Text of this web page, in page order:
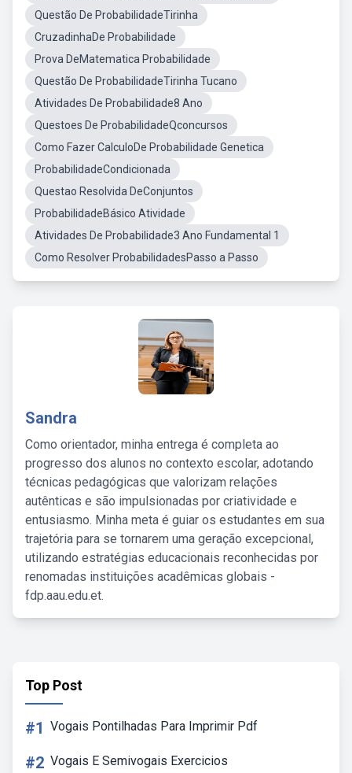
Questão De ProbabilidadeTirinha
CruzadinhaDe Probabilidade
Prova DeMatematica Probabilidade
Questão De ProbabilidadeTirinha Tucano
Atividades De Probabilidade8 Ano
Questoes De ProbabilidadeQconcursos
Como Fazer CalculoDe Probabilidade Genetica
ProbabilidadeCondicionada
Questao Resolvida DeConjuntos
ProbabilidadeBásico Atividade
Atividades De Probabilidade3 Ano Fundamental 1
Como Resolver ProbabilidadesPasso a Passo
Sandra
Como orientador, minha entrega é completa ao
progresso dos alunos no contexto escolar, adotando
técnicas pedagógicas que valorizam relações
autênticas e são impulsionadas por criatividade e
entusiasmo. Minha meta é guiar os estudantes em sua
trajetória para se tornarem uma geração excepcional,
utilizando estratégias educacionais reconhecidas por
renomadas instituições acadêmicas globais -
fdp.aau.edu.et.
Top Post
#1 Vogais Pontilhadas Para Imprimir Pdf
#2 Vogais E Semivogais Exercicios